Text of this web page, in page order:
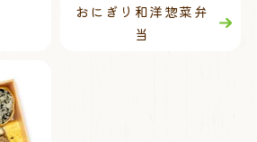
おにぎり和洋惣菜弁
当